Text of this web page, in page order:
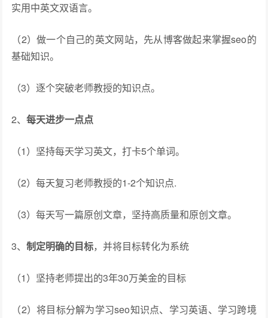
实用中英文双语言。
（2）做一个自己的英文网站，先从博客做起来掌握seo的
基础知识。
（3）逐个突破老师教授的知识点。
2、每天进步一点点
（1）坚持每天学习英文，打卡5个单词。
（2）每天复习老师教授的1-2个知识点.
（3）每天写一篇原创文章，坚持高质量和原创文章。
3、制定明确的目标，并将目标转化为系统
（1）坚持老师提出的3年30万美金的目标
（2）将目标分解为学习seo知识点、学习英语、学习跨境